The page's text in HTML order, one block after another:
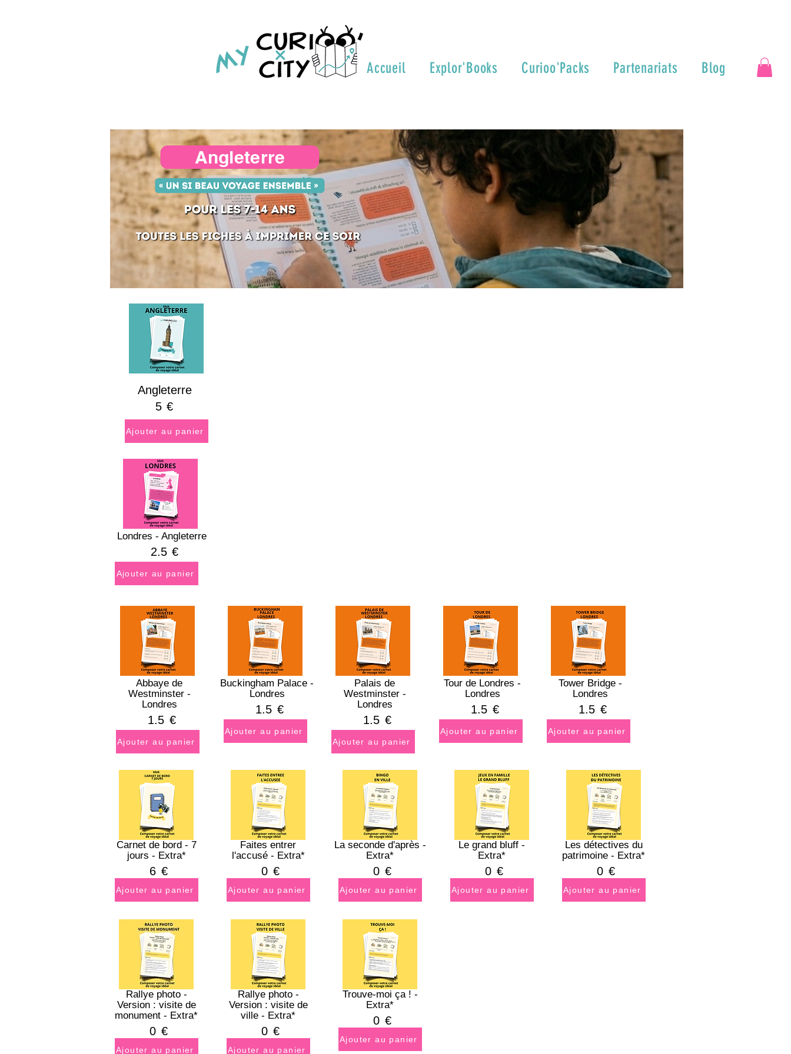
Accueil Explor'Books Curioo'Packs Partenariats Blog
Angleterre
5 €
Angleterre
Ajouter au panier
Londres - Angleterre
2.5 €
Ajouter au panier
Abbaye de
Westminster -
Londres
1.5 €
Ajouter au panier
Buckingham Palace -
Londres
1.5 €
Ajouter au panier
Palais de
Westminster -
Londres
1.5 €
Ajouter au panier
Tour de Londres -
Londres
1.5 €
Ajouter au panier
Tower Bridge -
Londres
1.5 €
Ajouter au panier
Carnet de bord - 7
jours - Extra*
6 €
Ajouter au panier
Rallye photo -
Version : visite de
monument - Extra*
0 €
Ajouter au panier
Faites entrer
l'accusé - Extra*
0 €
Ajouter au panier
Rallye photo -
Version : visite de
ville - Extra*
0 €
Ajouter au panier
La seconde d'après -
Extra*
0 €
Ajouter au panier
Trouve-moi ça ! -
Extra*
0 €
Ajouter au panier
Le grand bluff -
Extra*
0 €
Ajouter au panier
Les détectives du
patrimoine - Extra*
0 €
Ajouter au panier